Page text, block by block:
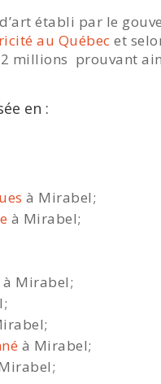
établi par le
au Québec et
millions prouvant
en :
à Mirabel;
à Mirabel;
à Mirabel;
à Mirabel;